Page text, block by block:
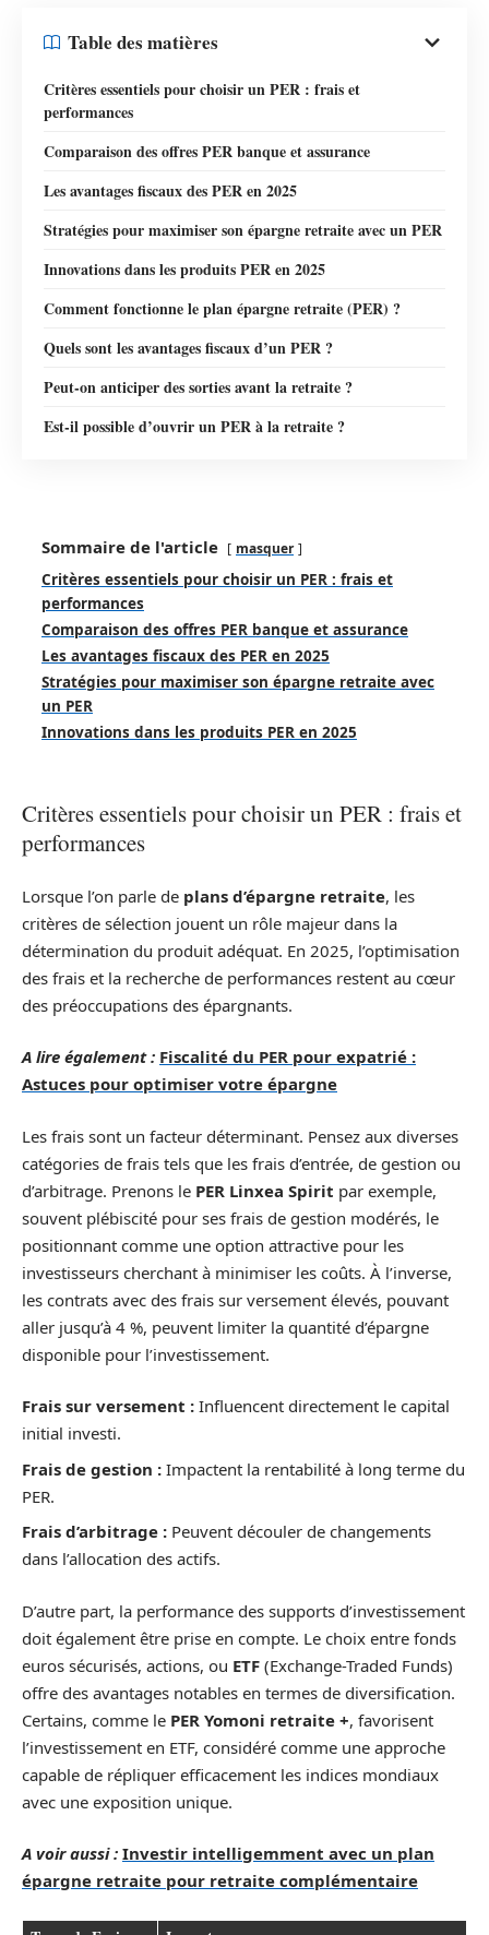
Table des matières
Critères essentiels pour choisir un PER : frais et
performances
Comparaison des offres PER banque et assurance
Les avantages fiscaux des PER en 2025
Stratégies pour maximiser son épargne retraite avec un PER
Innovations dans les produits PER en 2025
Comment fonctionne le plan épargne retraite (PER) ?
Quels sont les avantages fiscaux d’un PER ?
Peut-on anticiper des sorties avant la retraite ?
Est-il possible d’ouvrir un PER à la retraite ?
Sommaire de l'article masquer
Critères essentiels pour choisir un PER : frais et
performances
Comparaison des offres PER banque et assurance
Les avantages fiscaux des PER en 2025
Stratégies pour maximiser son épargne retraite avec
un PER
Innovations dans les produits PER en 2025
Critères essentiels pour choisir un PER : frais et
performances
Lorsque l’on parle de plans d’épargne retraite, les
critères de sélection jouent un rôle majeur dans la
détermination du produit adéquat. En 2025, l’optimisation
des frais et la recherche de performances restent au cœur
des préoccupations des épargnants.
A lire également : Fiscalité du PER pour expatrié :
Astuces pour optimiser votre épargne
Les frais sont un facteur déterminant. Pensez aux diverses
catégories de frais tels que les frais d’entrée, de gestion ou
d’arbitrage. Prenons le PER Linxea Spirit par exemple,
souvent plébiscité pour ses frais de gestion modérés, le
positionnant comme une option attractive pour les
investisseurs cherchant à minimiser les coûts. À l’inverse,
les contrats avec des frais sur versement élevés, pouvant
aller jusqu’à 4 %, peuvent limiter la quantité d’épargne
disponible pour l’investissement.
Frais sur versement : Influencent directement le capital
initial investi.
Frais de gestion : Impactent la rentabilité à long terme du
PER.
Frais d’arbitrage : Peuvent découler de changements
dans l’allocation des actifs.
D’autre part, la performance des supports d’investissement
doit également être prise en compte. Le choix entre fonds
euros sécurisés, actions, ou ETF (Exchange-Traded Funds)
offre des avantages notables en termes de diversification.
Certains, comme le PER Yomoni retraite +, favorisent
l’investissement en ETF, considéré comme une approche
capable de répliquer efficacement les indices mondiaux
avec une exposition unique.
A voir aussi : Investir intelligemment avec un plan
épargne retraite pour retraite complémentaire